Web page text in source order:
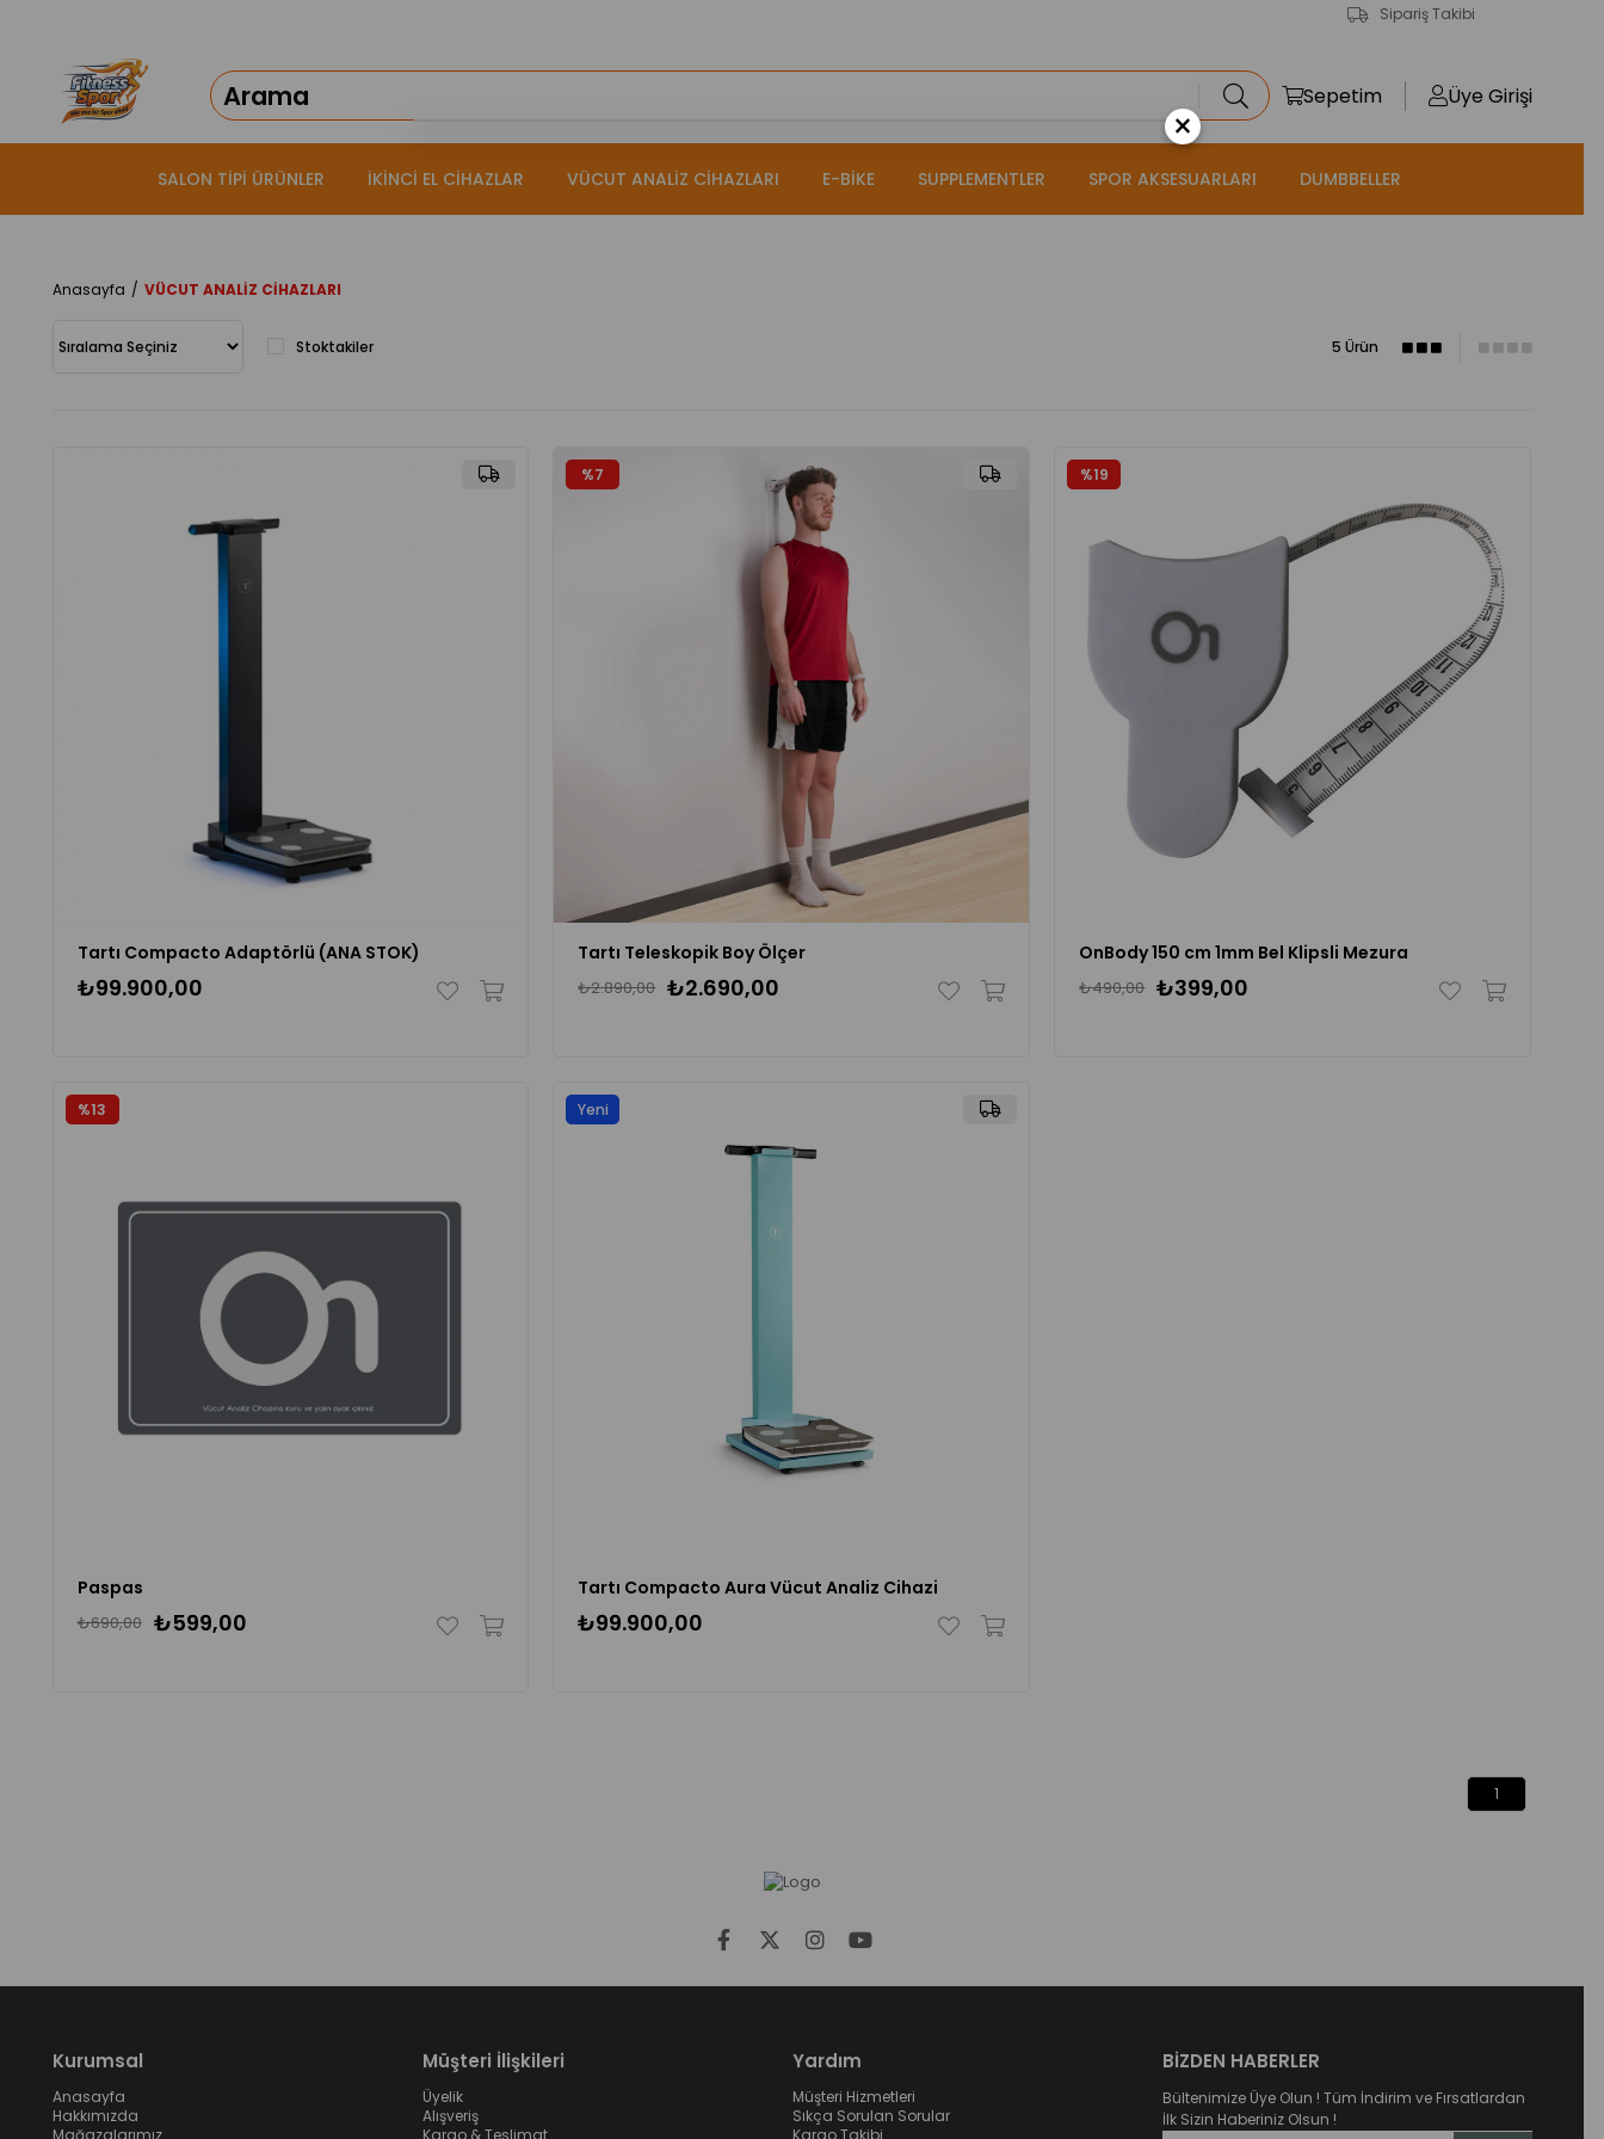
Sipariş Takibi
Sepetim Üye Girişi
SALON TİPİ ÜRÜNLER İKİNCİ EL CİHAZLAR VÜCUT ANALİZ CİHAZLARI E-BİKE SUPPLEMENTLER SPOR AKSESUARLARI DUMBBELLER
Anasayfa VÜCUT ANALİZ CİHAZLARI
Stoktakiler 5 Ürün
Tartı Compacto Adaptörlü (ANA STOK)
₺99.900,00
Tartı Teleskopik Boy Ölçer
₺2.690,00
₺2.890,00
%7
OnBody 150 cm 1mm Bel Klipsli Mezura
₺399,00
₺490,00
%19
Paspas
₺599,00
₺690,00
%13
Tartı Compacto Aura Vücut Analiz Cihazi
₺99.900,00
Yeni
1
Kurumsal
Anasayfa
Hakkımızda
Mağazalarımız
Müşteri İlişkileri
Üyelik
Alışveriş
Kargo & Teslimat
Yardım
Müşteri Hizmetleri
Sıkça Sorulan Sorular
Kargo Takibi
BİZDEN HABERLER
Bültenimize Üye Olun ! Tüm İndirim ve Fırsatlardan
İlk Sizin Haberiniz Olsun !
×